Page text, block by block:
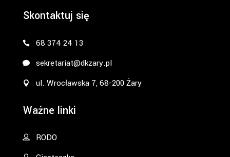
Skontaktuj się
68 374 24 13
sekretariat@dkzary.pl
ul. Wrocławska 7, 68-200 Żary
Ważne linki
RODO